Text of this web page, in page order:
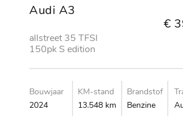
Audi A3
allstreet 35 TFSI
150pk S edition
€
Bouwjaar
2024
KM-stand
13.548 km
Brandstof
Benzine